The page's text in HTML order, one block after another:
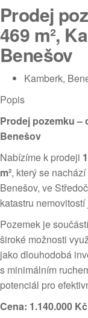
Prodej
469 m²,
Benešov
Kamberk,
Popis
Prodej pozemku –
Benešov
Nabízíme k prodeji
m², který se
Benešov, ve
katastru nemovitostí
Pozemek je
široké možnosti
jako dlouhodobá
s minimálním
potenciál pro
Cena: 1.140.000 Kč